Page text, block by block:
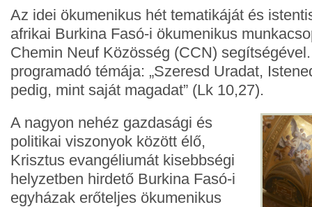
Az idei ökumenikus hét tematikáját és
afrikai Burkina Fasó-i ökumenikus
Chemin Neuf Közösség (CCN)
programadó témája: „Szeresd Uradat,
pedig, mint saját magadat” (Lk 10,27).
A nagyon nehéz gazdasági és
politikai viszonyok között élő,
Krisztus evangéliumát kisebbségi
helyzetben hirdető Burkina Fasó-i
egyházak erőteljes ökumenikus